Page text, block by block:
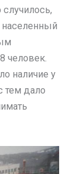
случилось,
населенный
человек.
наличие у
тем дало